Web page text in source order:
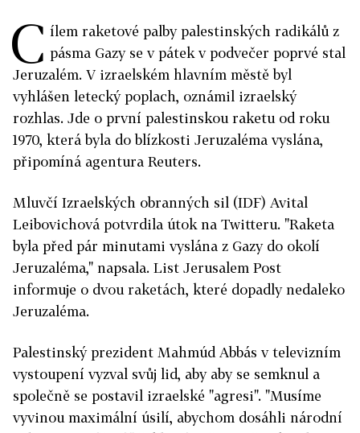
C ílem raketové palby palestinských radikálů z
pásma Gazy se v pátek v podvečer poprvé stal
Jeruzalém. V izraelském hlavním městě byl
vyhlášen letecký poplach, oznámil izraelský
rozhlas. Jde o první palestinskou raketu od roku
1970, která byla do blízkosti Jeruzaléma vyslána,
připomíná agentura Reuters.
Mluvčí Izraelských obranných sil (IDF) Avital
Leibovichová potvrdila útok na Twitteru. "Raketa
byla před pár minutami vyslána z Gazy do okolí
Jeruzaléma," napsala. List Jerusalem Post
informuje o dvou raketách, které dopadly nedaleko
Jeruzaléma.
Palestinský prezident Mahmúd Abbás v televizním
vystoupení vyzval svůj lid, aby aby se semknul a
společně se postavil izraelské "agresi". "Musíme
vyvinou maximální úsilí, abychom dosáhli národní